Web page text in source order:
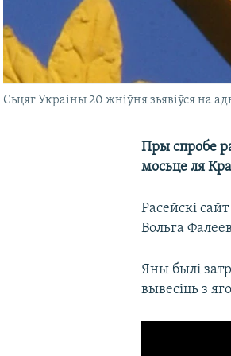
Сьцяг Украіны 20 жніўня зьявіўся на
Пры спробе
мосьце ля
Расейскі
Вольга
Яны былі
вывесіць з